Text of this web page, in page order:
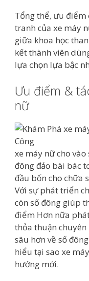
Tổng thể, ưu điểm
tranh của xe máy
giữa khoa học
kết thành viên
lựa chọn lựa bậc
Ưu điểm &
nữ
xe máy nữ cho
đông đảo bài bác
đầu bốn cho chữa
Với sự phát triển
còn số đông giúp
điểm Hơn nữa
thỏa thuận
sâu hơn về số
hiểu tại sao xe
hướng mới.